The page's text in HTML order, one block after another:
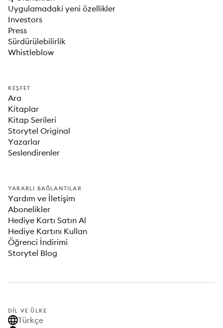
Uygulamadaki yeni özellikler
Investors
Press
Sürdürülebilirlik
Whistleblow
KEŞFET
Ara
Kitaplar
Kitap Serileri
Storytel Original
Yazarlar
Seslendirenler
YARARLI BAĞLANTILAR
Yardım ve İletişim
Abonelikler
Hediye Kartı Satın Al
Hediye Kartını Kullan
Öğrenci İndirimi
Storytel Blog
DIL VE ÜLKE
Türkçe